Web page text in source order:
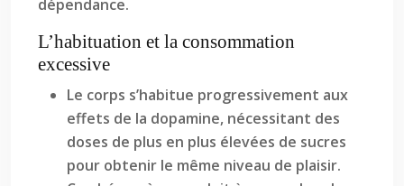
dépendance.
L’habituation et la consommation
excessive
Le corps s’habitue progressivement aux
effets de la dopamine, nécessitant des
doses de plus en plus élevées de sucres
pour obtenir le même niveau de plaisir.